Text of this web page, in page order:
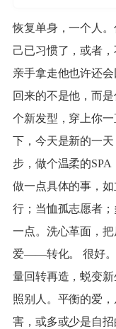
恢复单身，一个人
己已习惯了，或者
亲手拿走他也许还
回来的不是他，而
个新发型，穿上你
下，今天是新的一
步，做个温柔的
做一点具体的事，
行；当恤孤志愿者
一点。洗心革面，
爱——转化。 很好。
量回转再造，蜕变
照别人。平衡的爱
害，或多或少是自